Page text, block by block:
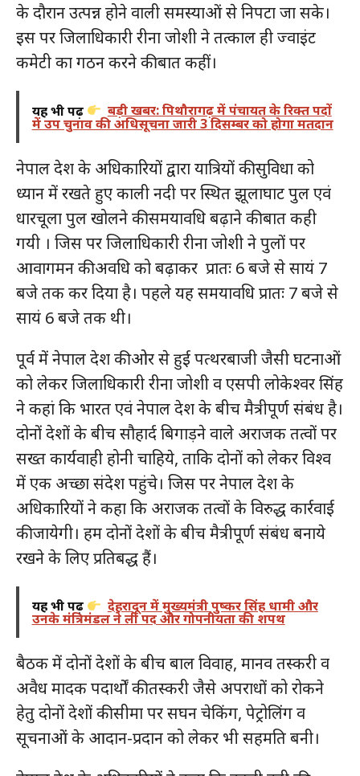
के दौरान उत्पन्न होने वाली समस्याओं से निपटा जा सके।
इस पर जिलाधिकारी रीना जोशी ने तत्काल ही ज्वाइंट
कमेटी का गठन करने की बात कहीं।
यह भी पढ़ें बड़ी खबर: पिथौरागढ़ में पंचायत के रिक्त पदों
में उप चुनाव की अधिसूचना जारी 3 दिसम्बर को होगा मतदान
नेपाल देश के अधिकारियों द्वारा यात्रियों की सुविधा को
ध्यान में रखते हुए काली नदी पर स्थित झूलाघाट पुल एवं
धारचूला पुल खोलने की समयावधि बढ़ाने की बात कही
गयी । जिस पर जिलाधिकारी रीना जोशी ने पुलों पर
आवागमन की अवधि को बढ़ाकर प्रातः 6 बजे से सायं 7
बजे तक कर दिया है। पहले यह समयावधि प्रातः 7 बजे से
सायं 6 बजे तक थी।
पूर्व में नेपाल देश की ओर से हुई पत्थरबाजी जैसी घटनाओं
को लेकर जिलाधिकारी रीना जोशी व एसपी लोकेश्वर सिंह
ने कहां कि भारत एवं नेपाल देश के बीच मैत्रीपूर्ण संबंध है।
दोनों देशों के बीच सौहार्द बिगाड़ने वाले अराजक तत्वों पर
सख्त कार्यवाही होनी चाहिये, ताकि दोनों को लेकर विश्व
में एक अच्छा संदेश पहुंचे। जिस पर नेपाल देश के
अधिकारियों ने कहा कि अराजक तत्वों के विरुद्ध कार्रवाई
की जायेगी। हम दोनों देशों के बीच मैत्रीपूर्ण संबंध बनाये
रखने के लिए प्रतिबद्ध हैं।
यह भी पढ़ें देहरादून में मुख्यमंत्री पुष्कर सिंह धामी और
उनके मंत्रिमंडल ने ली पद और गोपनीयता की शपथ
बैठक में दोनों देशों के बीच बाल विवाह, मानव तस्करी व
अवैध मादक पदार्थों की तस्करी जैसे अपराधों को रोकने
हेतु दोनों देशों की सीमा पर सघन चेकिंग, पेट्रोलिंग व
सूचनाओं के आदान-प्रदान को लेकर भी सहमति बनी।